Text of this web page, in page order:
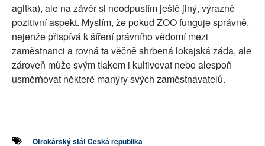
agitka), ale na závěr si neodpustím ještě jiný, výrazně
pozitivní aspekt. Myslím, že pokud ZOO funguje správně,
nejenže přispívá k šíření právního vědomí mezi
zaměstnanci a rovná ta věčně shrbená lokajská záda, ale
zároveň může svým tlakem i kultivovat nebo alespoň
usměrňovat některé manýry svých zaměstnavatelů.
Otrokářský stát Česká republika